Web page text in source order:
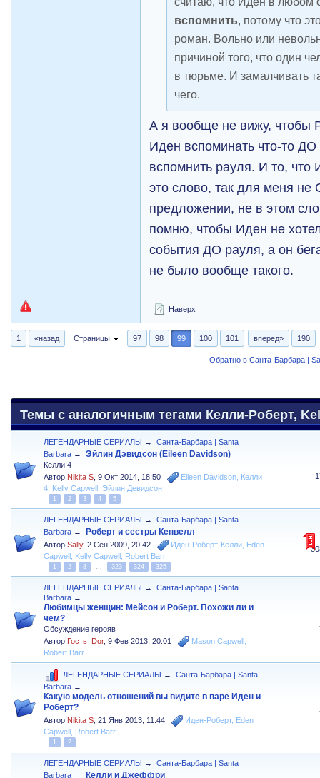
вспомнить, потому что
роман. Вольно или
причиной того, что один
в тюрьме. И замалчивать
чего.
А я вообще не вижу, чтобы
Иден вспоминать что-то ДО
вспомнить рауля. И то, что
это слово, так для меня
предложении, не в этом
помню, чтобы Иден не
события ДО рауля, а он
не было вообще такого.
Наверх
1 «назад Страницы 97 98 99 100 101 вперед» 190
Обратно в Санта-Барбара |
Темы с аналогичным тегами Келли-Роберт,
ЛЕГЕНДАРНЫЕ СЕРИАЛЫ →
Санта-Барбара | Santa
Barbara → Эйлин Дэвидсон (Eileen Davidson)
Келли 4
Автор Nikita S ,9 Окт 2014, 18:50 Eileen Davidson Келли
4 Kelly Capwell Эйлин Девидсон
1 2 3 4 5
ЛЕГЕНДАРНЫЕ СЕРИАЛЫ →
Санта-Барбара | Santa
Barbara → Роберт и сестры Кепвелл
АвторSally,2 Сен 2009, 20:42 Иден-Роберт-Келли Eden
Capwell Kelly Capwell Robert Barr
1 2 3 ... 323 324 325
ЛЕГЕНДАРНЫЕ СЕРИАЛЫ →
Санта-Барбара | Santa
Barbara →
Любимцы женщин: Мейсон и Роберт. Похожи ли и
чем?
Обсуждение герояв
Автор Гость_Dor,9 Фев 2013, 20:01 Mason Capwell
Robert Barr
ЛЕГЕНДАРНЫЕ СЕРИАЛЫ →
Санта-Барбара | Santa
Barbara →
Какую модель отношений вы видите в паре Иден и
Роберт?
Автор Nikita S ,21 Янв 2013, 11:44 Иден-Роберт, Eden
Capwell Robert Barr
1 2
ЛЕГЕНДАРНЫЕ СЕРИАЛЫ →
Санта-Барбара | Santa
Barbara → Келли и Джеффри